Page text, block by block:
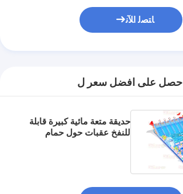
ﺎﺘﺼﻟ ﺍﻶﻧ
احصل على افضل سعر ل
حديقة متعة مائية كبيرة قابلة
للنفخ عقبات حول حمام